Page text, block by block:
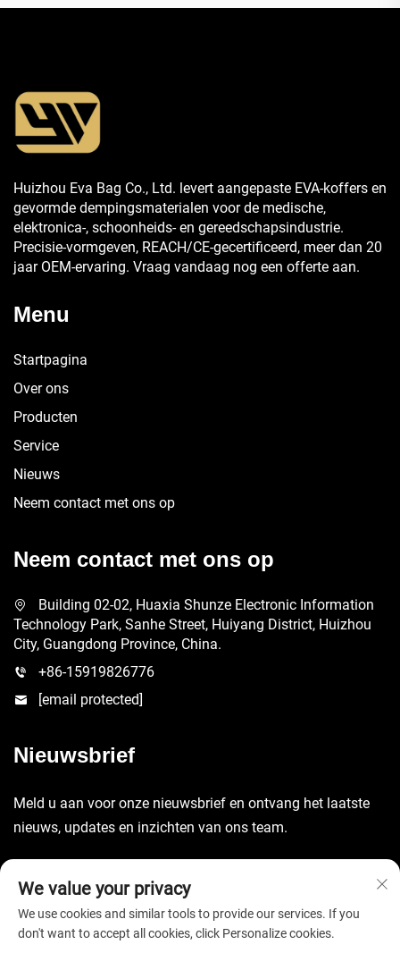
Huizhou Eva Bag Co., Ltd. levert aangepaste EVA-koffers en
gevormde dempingsmaterialen voor de medische,
elektronica-, schoonheids- en gereedschapsindustrie.
Precisie-vormgeven, REACH/CE-gecertificeerd, meer dan 20
jaar OEM-ervaring. Vraag vandaag nog een offerte aan.
Menu
Startpagina
Over ons
Producten
Service
Nieuws
Neem contact met ons op
Neem contact met ons op
Building 02-02, Huaxia Shunze Electronic Information
Technology Park, Sanhe Street, Huiyang District, Huizhou
City, Guangdong Province, China.
+86-15919826776
[email protected]
Nieuwsbrief
Meld u aan voor onze nieuwsbrief en ontvang het laatste
nieuws, updates en inzichten van ons team.
We value your privacy
We use cookies and similar tools to provide our services. If you
don't want to accept all cookies, click Personalize cookies.